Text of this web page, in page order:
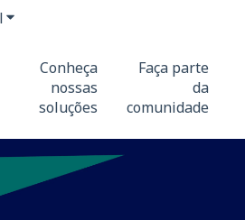
Mostrar submenu para traduções
Conheça
nossas
soluções
Faça parte
da
comunidade